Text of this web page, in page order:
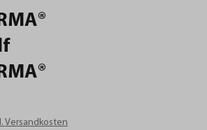
Versandkosten